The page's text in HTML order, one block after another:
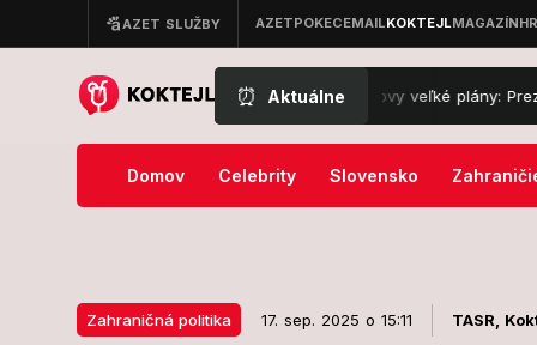
⏰ Aktuálne
Odvolávací súd prekazil Trumpovy veľké plány: Prezident to
Domov Celebrity Slovensko
Zahraničná politika 17. sep. 2025 o 15:11 TASR,